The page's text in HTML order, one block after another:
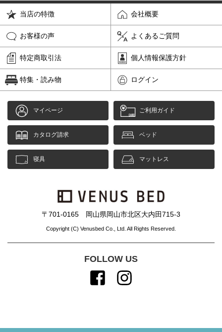
当店の特徴 会社概要
お客様の声 よくあるご質問
特定商取引法 個人情報保護方針
特集・読み物 ログイン
マイページ ご利用ガイド
カタログ請求 ベッド
寝具 マットレス
〒701-0165 岡山県岡山市北区大内田715-3
Copyright (C) Venusbed Co., Ltd. All Rights Reserved.
FOLLOW US